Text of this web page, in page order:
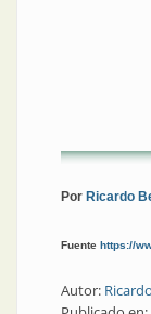
Por Ricardo
Fuente https://
Autor: